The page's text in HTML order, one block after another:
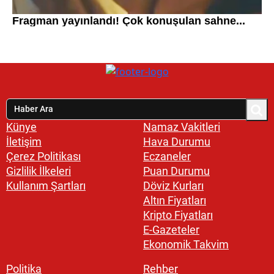
Künye
İletişim
Çerez Politikası
Gizlilik İlkeleri
Kullanım Şartları
Namaz Vakitleri
Hava Durumu
Eczaneler
Puan Durumu
Döviz Kurları
Altın Fiyatları
Kripto Fiyatları
E-Gazeteler
Ekonomik Takvim
Politika
Rehber